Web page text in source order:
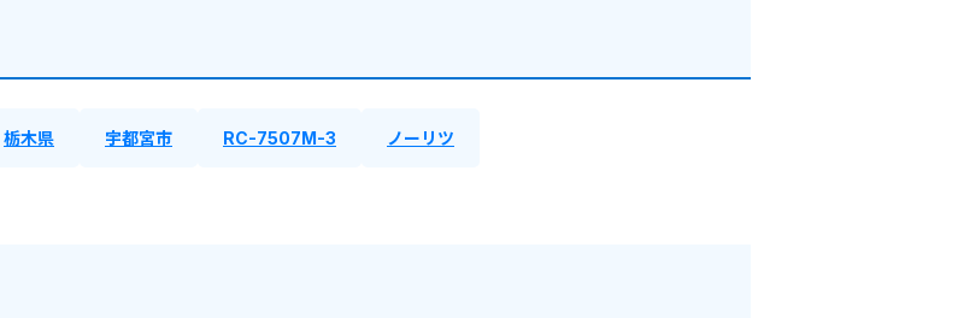
栃木県 宇都宮市 RC-7507M-3 ノーリツ